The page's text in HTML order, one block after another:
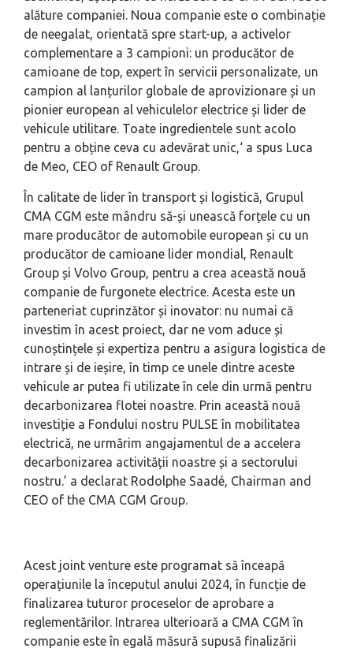
alăture companiei. Noua companie este o combinație
de neegalat, orientată spre start-up, a activelor
complementare a 3 campioni: un producător de
camioane de top, expert în servicii personalizate, un
campion al lanțurilor globale de aprovizionare și un
pionier european al vehiculelor electrice și lider de
vehicule utilitare. Toate ingredientele sunt acolo
pentru a obține ceva cu adevărat unic,‘ a spus Luca
de Meo, CEO of Renault Group.
În calitate de lider în transport și logistică, Grupul
CMA CGM este mândru să-și unească forțele cu un
mare producător de automobile european și cu un
producător de camioane lider mondial, Renault
Group și Volvo Group, pentru a crea această nouă
companie de furgonete electrice. Acesta este un
parteneriat cuprinzător și inovator: nu numai că
investim în acest proiect, dar ne vom aduce și
cunoștințele și expertiza pentru a asigura logistica de
intrare și de ieșire, în timp ce unele dintre aceste
vehicule ar putea fi utilizate în cele din urmă pentru
decarbonizarea flotei noastre. Prin această nouă
investiție a Fondului nostru PULSE în mobilitatea
electrică, ne urmărim angajamentul de a accelera
decarbonizarea activității noastre și a sectorului
nostru.’ a declarat Rodolphe Saadé, Chairman and
CEO of the CMA CGM Group.
Acest joint venture este programat să înceapă
operațiunile la începutul anului 2024, în funcție de
finalizarea tuturor proceselor de aprobare a
reglementărilor. Intrarea ulterioară a CMA CGM în
companie este în egală măsură supusă finalizării